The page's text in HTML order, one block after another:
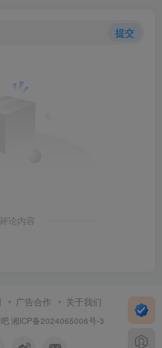
提交
论内容
广告合作 关于我们
湘ICP备2024065006号-3